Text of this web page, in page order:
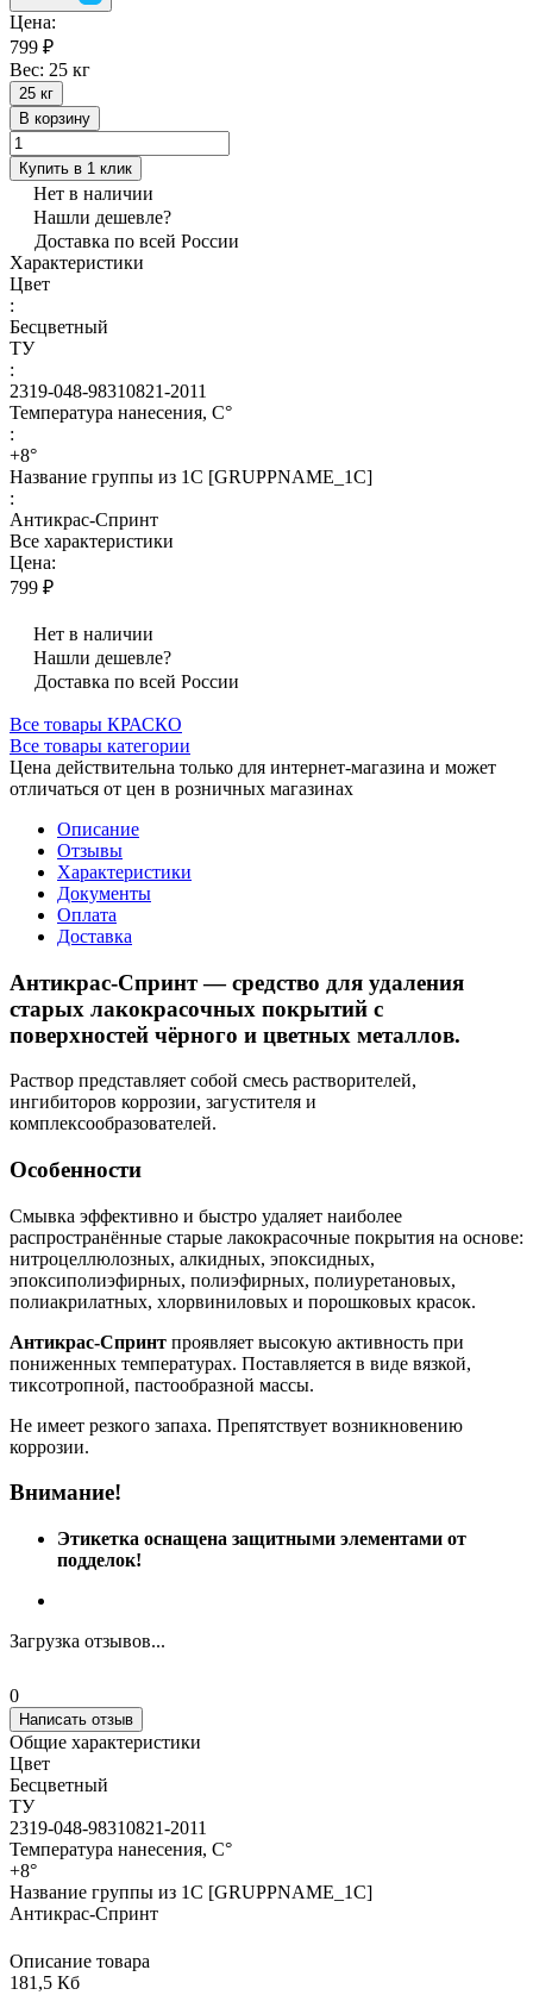
Цена:
799 ₽
Вес: 25 кг
25 кг
В корзину
Купить в 1 клик
Нет в наличии
Нашли дешевле?
Доставка по всей России
Характеристики
Цвет
:
Бесцветный
ТУ
:
2319-048-98310821-2011
Температура нанесения, С°
:
+8°
Название группы из 1С [GRUPPNAME_1C]
:
Антикрас-Спринт
Все характеристики
Цена:
799 ₽
Нет в наличии
Нашли дешевле?
Доставка по всей России
Все товары КРАСКО
Все товары категории
Цена действительна только для интернет-магазина и может
отличаться от цен в розничных магазинах
Описание
Отзывы
Характеристики
Документы
Оплата
Доставка
Антикрас-Спринт — средство для удаления
старых лакокрасочных покрытий с
поверхностей чёрного и цветных металлов.
Раствор представляет собой смесь растворителей,
ингибиторов коррозии, загустителя и
комплексообразователей.
Особенности
Смывка эффективно и быстро удаляет наиболее
распространённые старые лакокрасочные покрытия на основе:
нитроцеллюлозных, алкидных, эпоксидных,
эпоксиполиэфирных, полиэфирных, полиуретановых,
полиакрилатных, хлорвиниловых и порошковых красок.
Антикрас-Спринт проявляет высокую активность при
пониженных температурах. Поставляется в виде вязкой,
тиксотропной, пастообразной массы.
Не имеет резкого запаха. Препятствует возникновению
коррозии.
Внимание!
Этикетка оснащена защитными элементами от
подделок!
Загрузка отзывов...
0
Написать отзыв
Общие характеристики
Цвет
Бесцветный
ТУ
2319-048-98310821-2011
Температура нанесения, С°
+8°
Название группы из 1С [GRUPPNAME_1C]
Антикрас-Спринт
Описание товара
181,5 Кб